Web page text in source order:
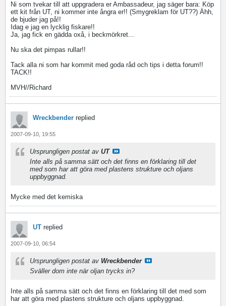
Ni som tvekar till att uppgradera er Ambassadeur, jag säger bara: Köp
ett kit från UT, ni kommer inte ångra er!! (Smygreklam för UT??) Ähh,
de bjuder jag på!!
Idag e jag en lycklig fiskare!!
Ja, jag fick en gädda oxå, i beckmörkret...
Nu ska det pimpas rullar!!
Tack alla ni som har kommit med goda råd och tips i detta forum!!
TACK!!
MVH//Richard
Wreckbender replied
2007-09-10, 19:55
Ursprungligen postat av UT
Inte alls på samma sätt och det finns en förklaring till det
med som har att göra med plastens strukture och oljans
uppbyggnad.
Mycke med det kemiska
UT replied
2007-09-10, 06:54
Ursprungligen postat av Wreckbender
Sväller dom inte när oljan trycks in?
Inte alls på samma sätt och det finns en förklaring till det med som
har att göra med plastens strukture och oljans uppbyggnad.